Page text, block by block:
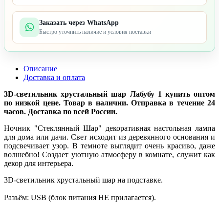
Заказать через WhatsApp
Быстро уточнить наличие и условия поставки
Описание
Доставка и оплата
3D-светильник хрустальный шар Лабубу 1 купить оптом
по низкой цене. Товар в наличии. Отправка в течение 24
часов. Доставка по всей России.
Ночник "Стеклянный Шар" декоративная настольная лампа
для дома или дачи. Свет исходит из деревянного основания и
подсвечивает узор. В темноте выглядит очень красиво, даже
волшебно! Создает уютную атмосферу в комнате, служит как
декор для интерьера.
3D-светильник хрустальный шар на подставке.
Разъём: USB (блок питания НЕ прилагается).